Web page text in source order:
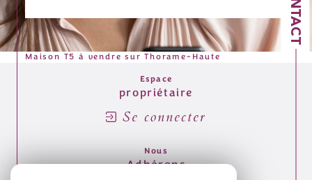
Maison T5 à vendre sur Thorame-Haute
Espace
propriétaire
Se connecter
Nous
Adhérons